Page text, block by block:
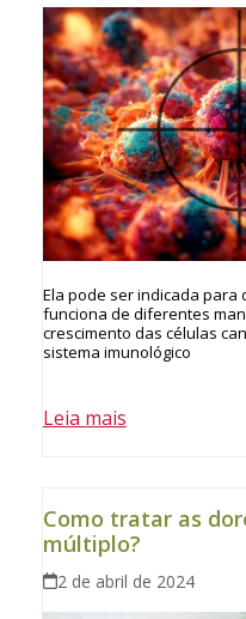
Ela pode ser indicada para
funciona de diferentes
crescimento das células
sistema imunológico
Leia mais
Como tratar as
múltiplo?
2 de abril de 2024